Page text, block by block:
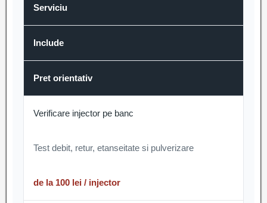
Serviciu
Include
Pret orientativ
Verificare injector pe banc
Test debit, retur, etanseitate si pulverizare
de la 100 lei / injector